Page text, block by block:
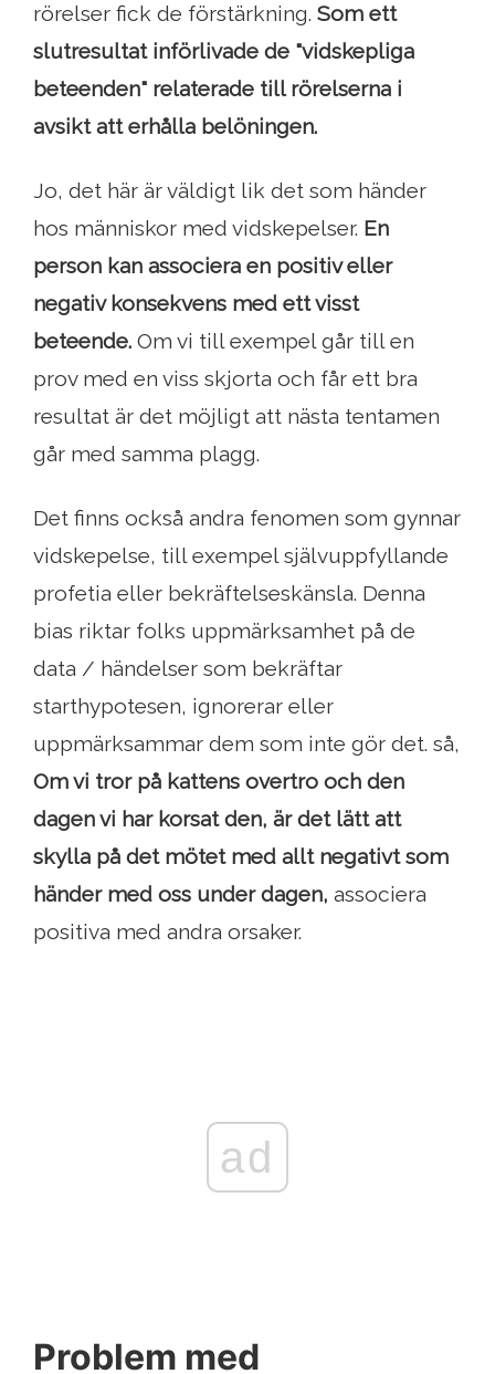
rörelser fick de förstärkning. Som ett
slutresultat införlivade de "vidskepliga
beteenden" relaterade till rörelserna i
avsikt att erhålla belöningen.
Jo, det här är väldigt lik det som händer
hos människor med vidskepelser. En
person kan associera en positiv eller
negativ konsekvens med ett visst
beteende. Om vi ​​till exempel går till en
prov med en viss skjorta och får ett bra
resultat är det möjligt att nästa tentamen
går med samma plagg.
Det finns också andra fenomen som gynnar
vidskepelse, till exempel självuppfyllande
profetia eller bekräftelseskänsla. Denna
bias riktar folks uppmärksamhet på de
data / händelser som bekräftar
starthypotesen, ignorerar eller
uppmärksammar dem som inte gör det. så,
Om vi ​​tror på kattens overtro och den
dagen vi har korsat den, är det lätt att
skylla på det mötet med allt negativt som
händer med oss ​​under dagen, associera
positiva med andra orsaker.
ad
Problem med